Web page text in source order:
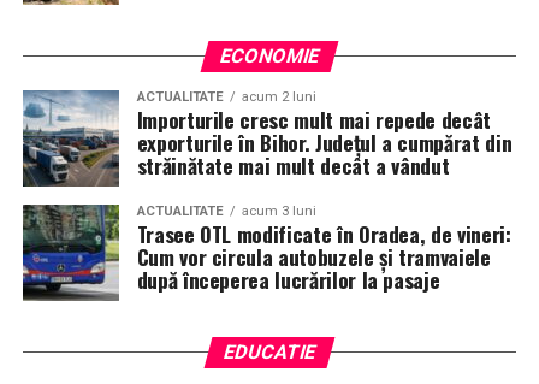
ECONOMIE
ACTUALITATE acum 2 luni
Importurile cresc mult mai repede decât
exporturile în Bihor. Județul a cumpărat din
străinătate mai mult decât a vândut
ACTUALITATE acum 3 luni
Trasee OTL modificate în Oradea, de vineri:
Cum vor circula autobuzele și tramvaiele
după începerea lucrărilor la pasaje
EDUCATIE